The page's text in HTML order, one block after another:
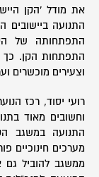
את מודל 'הקן
התנועה ביישובים
התפתחותה של
התפתחות הקן. כך
וצעירים מוכשרים
רועי יסוד, רכז
התנועה במשגב
מערכים חינוכיים
ממשגב להוביל